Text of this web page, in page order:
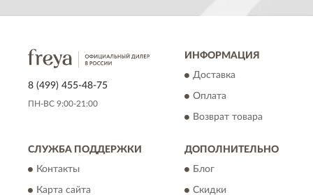
8 (499) 455-48-75
ПН-ВС 9:00-21:00
ИНФОРМАЦИЯ
Доставка
Оплата
Возврат товара
СЛУЖБА ПОДДЕРЖКИ
Контакты
Карта сайта
ДОПОЛНИТЕЛЬНО
Блог
Скидки